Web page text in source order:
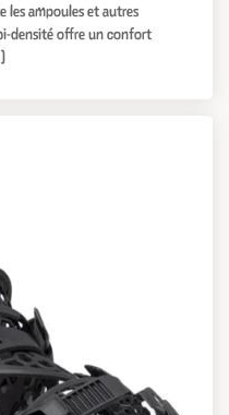
les ampoules et autres
densité offre un confort